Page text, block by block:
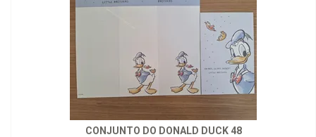
CONJUNTO DO DONALD DUCK 48